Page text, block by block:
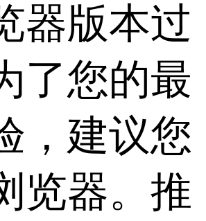
器版本过
了您的最
，建议您
览器。推